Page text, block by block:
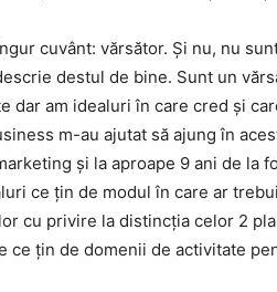
cuvânt: vărsător. Și nu, nu
destul de bine. Sunt un
dar am idealuri în care cred și
m-au ajutat să ajung în
și la aproape 9 ani de la
ce țin de modul în care ar
cu privire la distincția celor 2
ce țin de domenii de activitate